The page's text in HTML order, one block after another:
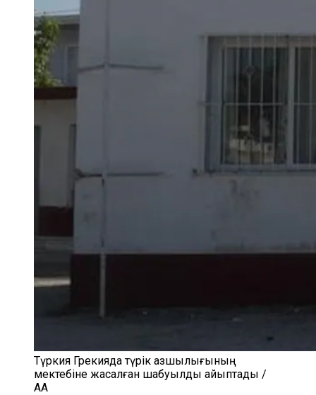
Түркия Грекияда түрік азшылығының
мектебіне жасалған шабуылды айыптады /
AA